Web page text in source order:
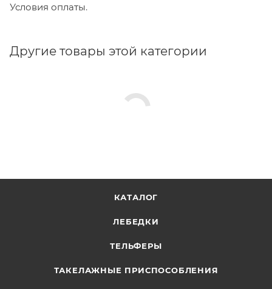
Условия оплаты.
Другие товары этой категории
КАТАЛОГ
ЛЕБЕДКИ
ТЕЛЬФЕРЫ
ТАКЕЛАЖНЫЕ ПРИСПОСОБЛЕНИЯ